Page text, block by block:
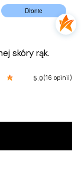
Dłonie
skóry rąk.
5.0(16 opinii)